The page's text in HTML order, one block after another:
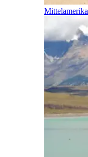
Mittelamerika